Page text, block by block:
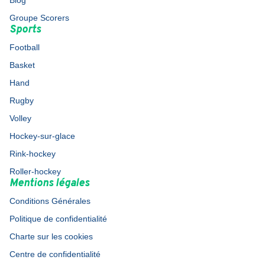
Groupe Scorers
Sports
Football
Basket
Hand
Rugby
Volley
Hockey-sur-glace
Rink-hockey
Roller-hockey
Mentions légales
Conditions Générales
Politique de confidentialité
Charte sur les cookies
Centre de confidentialité